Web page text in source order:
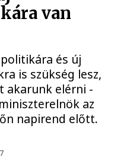
van
és új
is szükség lesz,
akarunk elérni -
az
napirend előtt.